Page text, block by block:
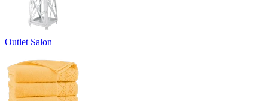
Outlet Salon